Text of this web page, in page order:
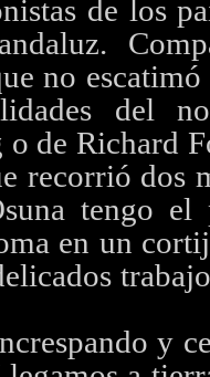
de los
no
del
de Richard
recorrió dos
tengo
en un
y